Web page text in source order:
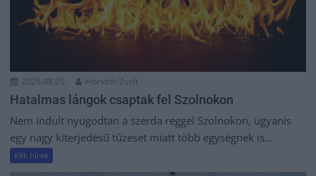
2026.08.05. Horváth Zsolt
Hatalmas lángok csaptak fel Szolnokon
Nem indult nyugodtan a szerda reggel Szolnokon, ugyanis
egy nagy kiterjedésű tűzeset miatt több egységnek is...
Kék hírek